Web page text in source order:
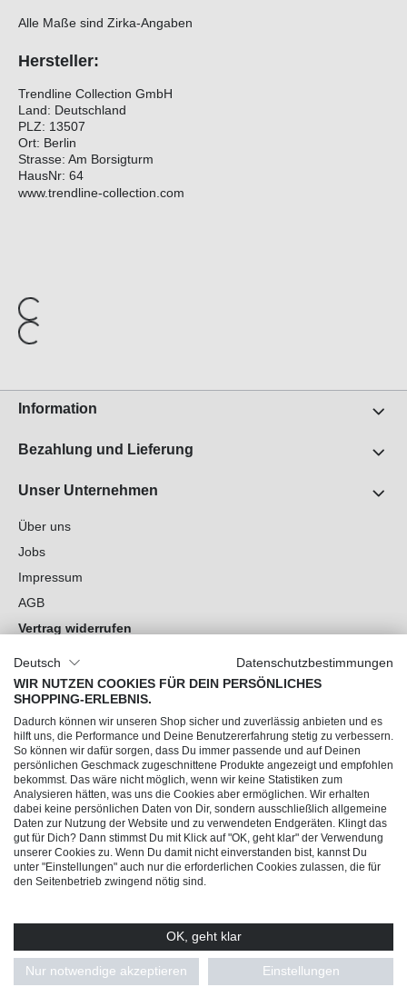
Alle Maße sind Zirka-Angaben
Hersteller:
Trendline Collection GmbH
Land: Deutschland
PLZ: 13507
Ort: Berlin
Strasse: Am Borsigturm
HausNr: 64
www.trendline-collection.com
Information
Bezahlung und Lieferung
Unser Unternehmen
Über uns
Jobs
Impressum
AGB
Vertrag widerrufen
Cookie-Einstellungen
Du hast Fragen?
Unsere Socials
© 2026 Trendline direkt GmbH & Co. KG – Alle Rechte vorbehalten
Nachnahmegebühren, wenn nicht anders angegeben.
Deutsch
Datenschutzbestimmungen
WIR NUTZEN COOKIES FÜR DEIN PERSÖNLICHES
SHOPPING-ERLEBNIS.
Dadurch können wir unseren Shop sicher und zuverlässig anbieten und es
hilft uns, die Performance und Deine Benutzererfahrung stetig zu verbessern.
So können wir dafür sorgen, dass Du immer passende und auf Deinen
persönlichen Geschmack zugeschnittene Produkte angezeigt und empfohlen
bekommst. Das wäre nicht möglich, wenn wir keine Statistiken zum
Analysieren hätten, was uns die Cookies aber ermöglichen. Wir erhalten
dabei keine persönlichen Daten von Dir, sondern ausschließlich allgemeine
Daten zur Nutzung der Website und zu verwendeten Endgeräten. Klingt das
gut für Dich? Dann stimmst Du mit Klick auf "OK, geht klar" der Verwendung
unserer Cookies zu. Wenn Du damit nicht einverstanden bist, kannst Du
unter "Einstellungen" auch nur die erforderlichen Cookies zulassen, die für
den Seitenbetrieb zwingend nötig sind.
OK, geht klar
Nur notwendige akzeptieren Einstellungen